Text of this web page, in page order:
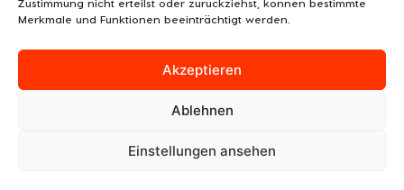
Zustimmung nicht erteilst oder zurückziehst, können bestimmte
Merkmale und Funktionen beeinträchtigt werden.
Akzeptieren
Ablehnen
Einstellungen ansehen
UNSERE SPONSOREN KONTAKT
DATENSCHUTZ/COOKIES COOKIE-RICHTLINIE (EU)